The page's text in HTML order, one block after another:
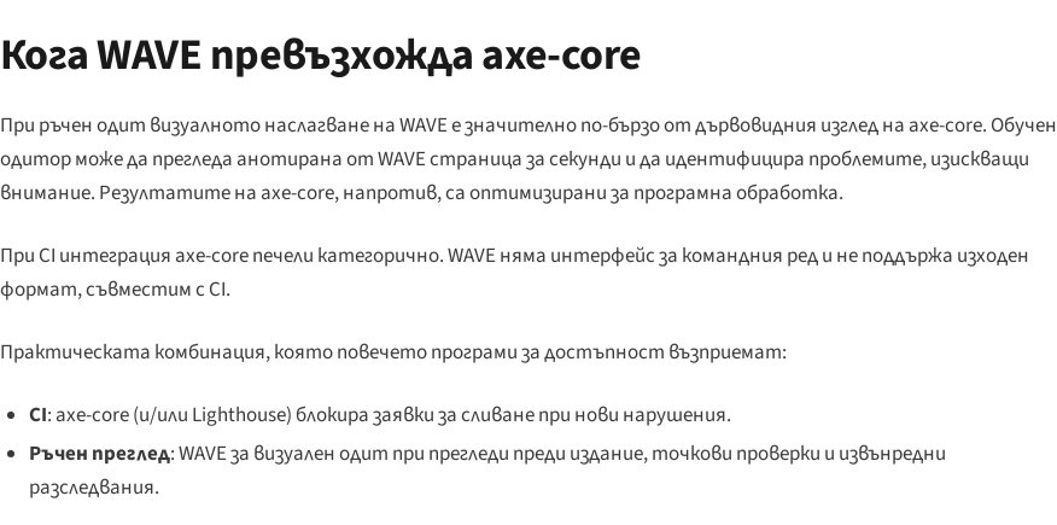
Кога WAVE превъзхожда axe-core
При ръчен одит визуалното наслагване на WAVE е значително по-бързо от дървовидния изглед на axe-core. Обучен
одитор може да прегледа анотирана от WAVE страница за секунди и да идентифицира проблемите, изискващи
внимание. Резултатите на axe-core, напротив, са оптимизирани за програмна обработка.
При CI интеграция axe-core печели категорично. WAVE няма интерфейс за командния ред и не поддържа изходен
формат, съвместим с CI.
Практическата комбинация, която повечето програми за достъпност възприемат:
CI: axe-core (и/или Lighthouse) блокира заявки за сливане при нови нарушения.
Ръчен преглед: WAVE за визуален одит при прегледи преди издание, точкови проверки и извънредни
разследвания.